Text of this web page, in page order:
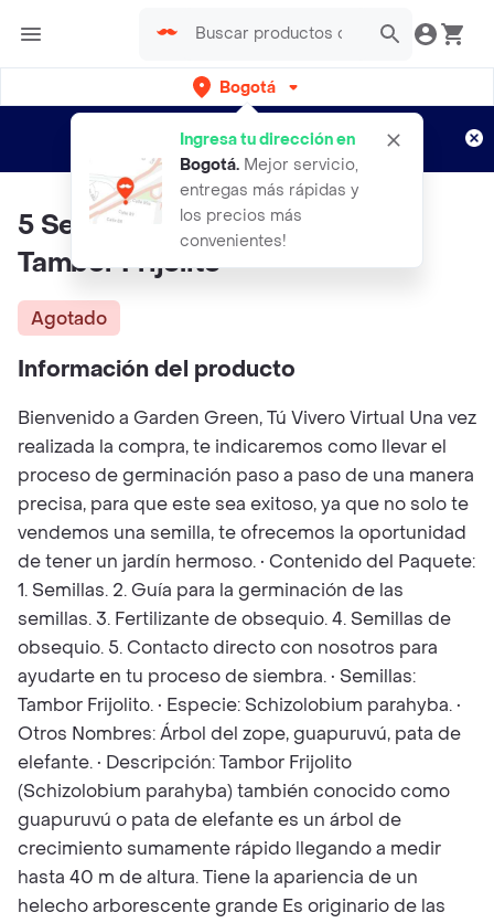
Bogotá
Ingresa tu dirección en
Bogotá. Mejor servicio,
entregas más rápidas y
los precios más
convenientes!
envíos gratis por semanas
Aplican TyC
5 Semillas Orgánicas De Árbol
Tambor Frijolito
Agotado
Información del producto
Bienvenido a Garden Green, Tú Vivero Virtual Una vez
realizada la compra, te indicaremos como llevar el
proceso de germinación paso a paso de una manera
precisa, para que este sea exitoso, ya que no solo te
vendemos una semilla, te ofrecemos la oportunidad
de tener un jardín hermoso. • Contenido del Paquete:
1. Semillas. 2. Guía para la germinación de las
semillas. 3. Fertilizante de obsequio. 4. Semillas de
obsequio. 5. Contacto directo con nosotros para
ayudarte en tu proceso de siembra. • Semillas:
Tambor Frijolito. • Especie: Schizolobium parahyba. •
Otros Nombres: Árbol del zope, guapuruvú, pata de
elefante. • Descripción: Tambor Frijolito
(Schizolobium parahyba) también conocido como
guapuruvú o pata de elefante es un árbol de
crecimiento sumamente rápido llegando a medir
hasta 40 m de altura. Tiene la apariencia de un
helecho arborescente grande Es originario de las